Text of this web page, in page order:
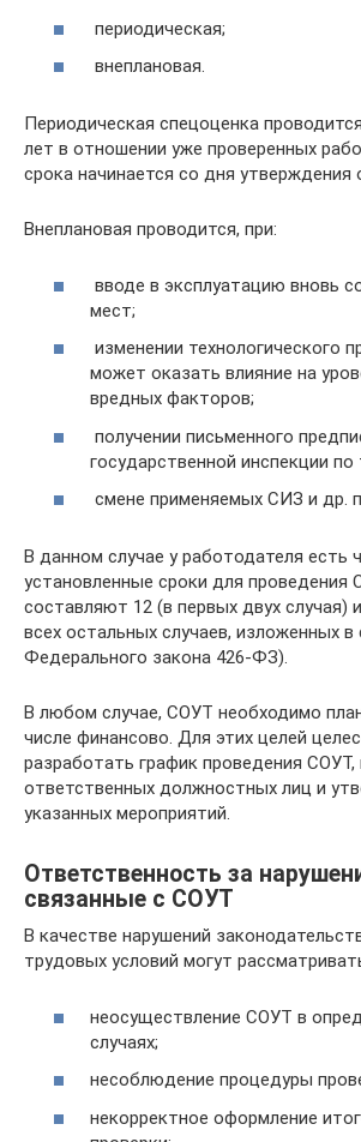
периодическая;
внеплановая.
Периодическая спецоценка
лет в отношении уже проверенных
срока начинается со дня утверждения
Внеплановая проводится, при:
вводе в эксплуатацию вновь
мест;
изменении технологического
может оказать влияние на
вредных факторов;
получении письменного
государственной инспекции по
смене применяемых СИЗ и др.
В данном случае у работодателя есть
установленные сроки для проведения
составляют 12 (в первых двух случая)
всех остальных случаев, изложенных в
Федерального закона 426-ФЗ).
В любом случае, СОУТ необходимо
числе финансово. Для этих целей
разработать график проведения СОУТ,
ответственных должностных лиц и
указанных мероприятий.
Ответственность за
связанные с СОУТ
В качестве нарушений
трудовых условий могут
неосуществление СОУТ в
случаях;
несоблюдение процедуры
некорректное оформление